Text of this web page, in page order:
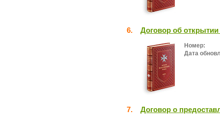
6. Договор об открытии
Номер:
Дата
7. Договор о